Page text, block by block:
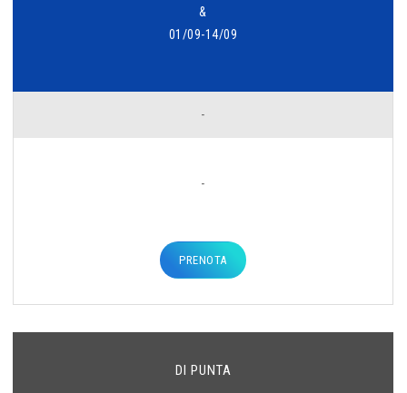
&
01/09-14/09
-
-
PRENOTA
DI PUNTA